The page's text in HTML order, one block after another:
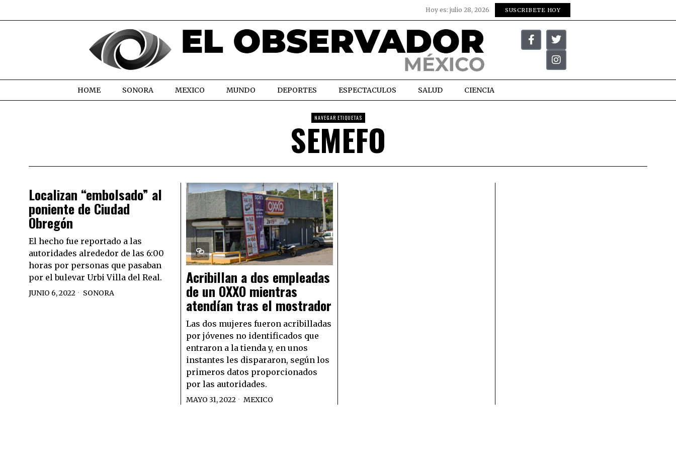
Hoy es: julio 28, 2026 SUSCRIBETE HOY
HOME SONORA MEXICO MUNDO DEPORTES ESPECTACULOS SALUD CIENCIA
NAVEGAR ETIQUETAS
SEMEFO
Localizan “embolsado” al
poniente de Ciudad
Obregón
El hecho fue reportado a las
autoridades alrededor de las 6:00
horas por personas que pasaban
por el bulevar Urbi Villa del Real.
JUNIO 6, 2022 SONORA
Acribillan a dos empleadas
de un OXXO mientras
atendían tras el mostrador
Las dos mujeres fueron acribilladas
por jóvenes no identificados que
entraron a la tienda y, en unos
instantes les dispararon, según los
primeros datos proporcionados
por las autoridades.
MAYO 31, 2022 MEXICO